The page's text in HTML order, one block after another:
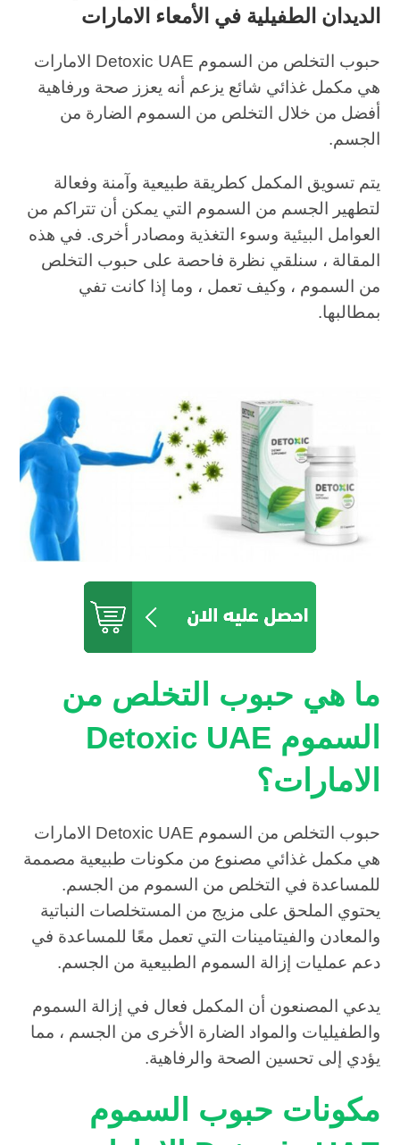
الديدان الطفيلية في الأمعاء الامارات
حبوب التخلص من السموم Detoxic UAE الامارات
هي مكمل غذائي شائع يزعم أنه يعزز صحة ورفاهية
أفضل من خلال التخلص من السموم الضارة من
الجسم.
يتم تسويق المكمل كطريقة طبيعية وآمنة وفعالة
لتطهير الجسم من السموم التي يمكن أن تتراكم من
العوامل البيئية وسوء التغذية ومصادر أخرى. في هذه
المقالة ، سنلقي نظرة فاحصة على حبوب التخلص
من السموم ، وكيف تعمل ، وما إذا كانت تفي
بمطالبها.
ما هي حبوب التخلص من
السموم Detoxic UAE
الامارات؟
حبوب التخلص من السموم Detoxic UAE الامارات
هي مكمل غذائي مصنوع من مكونات طبيعية مصممة
للمساعدة في التخلص من السموم من الجسم.
يحتوي الملحق على مزيج من المستخلصات النباتية
والمعادن والفيتامينات التي تعمل معًا للمساعدة في
دعم عمليات إزالة السموم الطبيعية من الجسم.
يدعي المصنعون أن المكمل فعال في إزالة السموم
والطفيليات والمواد الضارة الأخرى من الجسم ، مما
يؤدي إلى تحسين الصحة والرفاهية.
مكونات حبوب السموم